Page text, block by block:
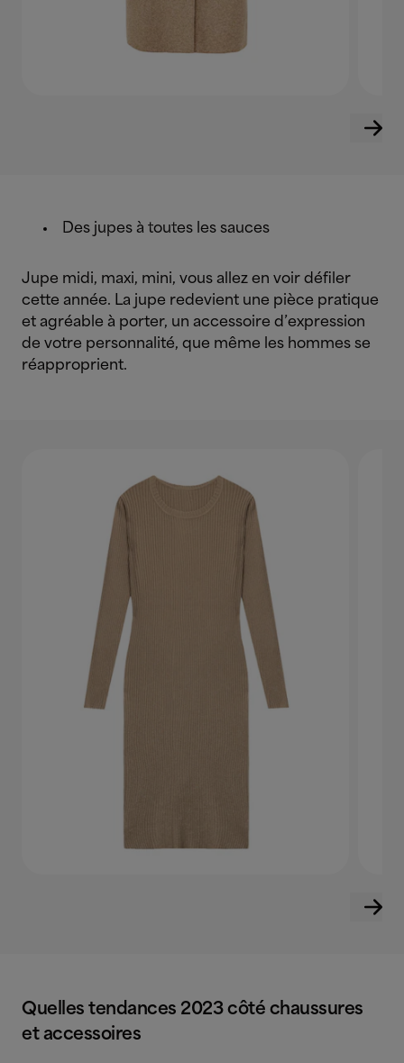
Des jupes à toutes les sauces
Jupe midi, maxi, mini, vous allez en voir défiler
cette année. La jupe redevient une pièce pratique
et agréable à porter, un accessoire d’expression
de votre personnalité, que même les hommes se
réapproprient.
Quelles tendances 2023 côté chaussures
et accessoires